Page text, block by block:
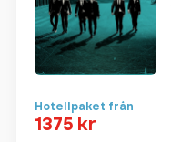
Hotellpaket från
1375 kr